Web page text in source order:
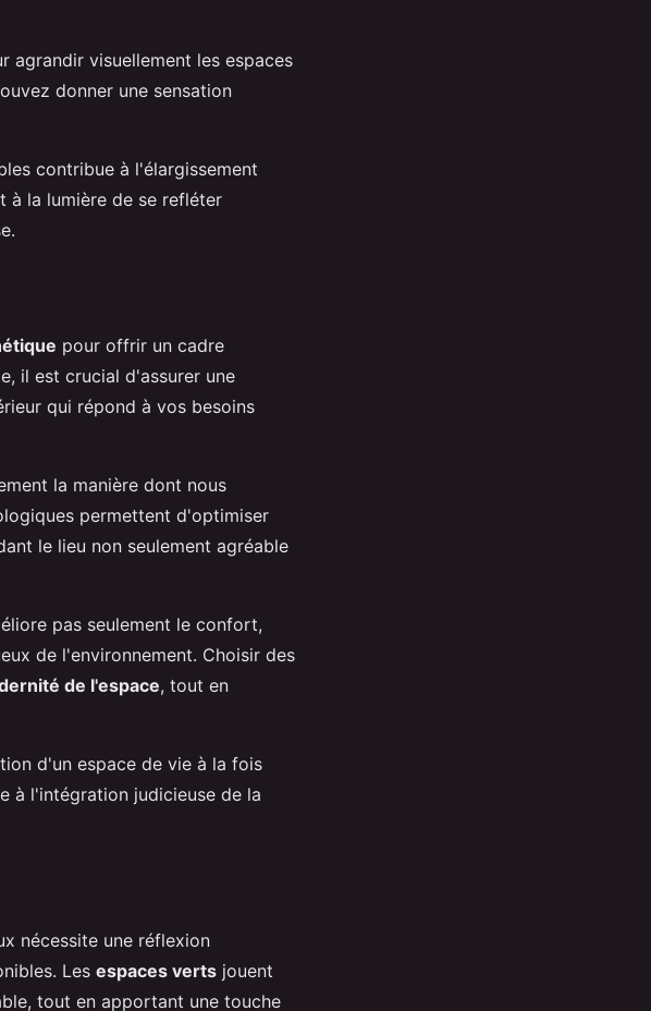
agrandir visuellement les espaces
donner une sensation
contribue à l'élargissement
à la lumière de se refléter
pour offrir un cadre
il est crucial d'assurer une
qui répond à vos besoins
la manière dont nous
permettent d'optimiser
le lieu non seulement agréable
pas seulement le confort,
de l'environnement. Choisir des
de l'espace, tout en
d'un espace de vie à la fois
à l'intégration judicieuse de la
nécessite une réflexion
Les espaces verts jouent
tout en apportant une touche